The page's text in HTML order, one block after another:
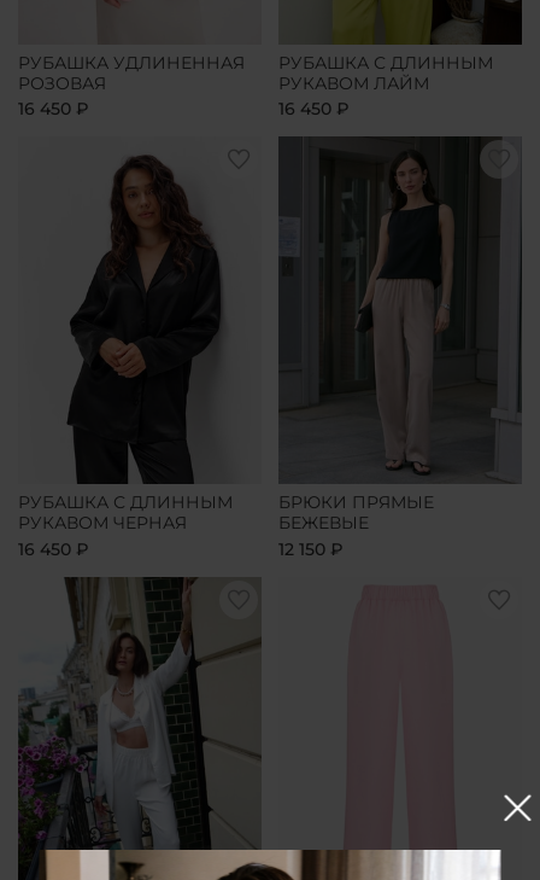
РУБАШКА УДЛИНЕННАЯ
РОЗОВАЯ
16 450 ₽
РУБАШКА С ДЛИННЫМ
РУКАВОМ ЛАЙМ
16 450 ₽
РУБАШКА С ДЛИННЫМ
РУКАВОМ ЧЕРНАЯ
16 450 ₽
БРЮКИ ПРЯМЫЕ
БЕЖЕВЫЕ
12 150 ₽